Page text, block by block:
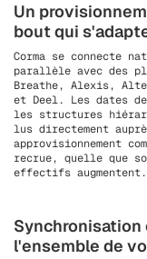
Un
bout qui
Corma se connecte
parallèle avec des
Breathe, Alexis,
et Deel. Les dates
les structures
lus directement
approvisionnement
recrue, quelle que
effectifs augmentent.
l'ensemble de